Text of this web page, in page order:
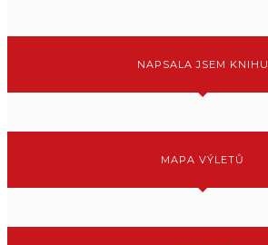
NAPSALA JSEM KNIHU
MAPA VÝLETŮ